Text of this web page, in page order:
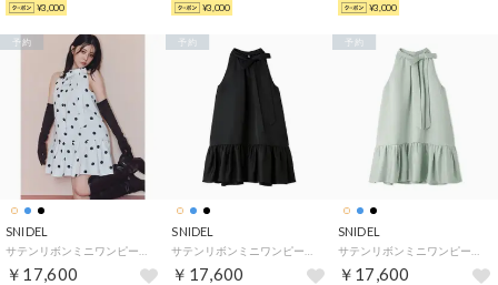
¥3,000 ¥3,000 ¥3,000
SNIDEL
￥17,600
予約
SNIDEL
￥17,600
予約
SNIDEL
￥17,600
予約